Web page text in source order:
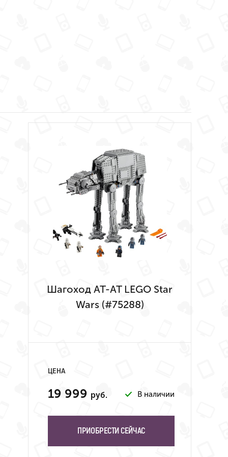
Шагоход AT-AT LEGO Star
Wars (#75288)
ЦЕНА
19 999 руб. В наличии
ПРИОБРЕСТИ СЕЙЧАС